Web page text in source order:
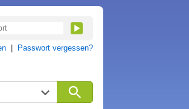
Passwort vergessen?